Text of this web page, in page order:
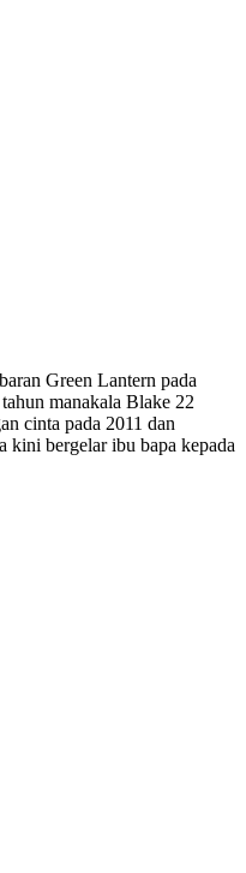
Green Lantern pada
manakala Blake 22
cinta pada 2011 dan
kini bergelar ibu bapa kepada